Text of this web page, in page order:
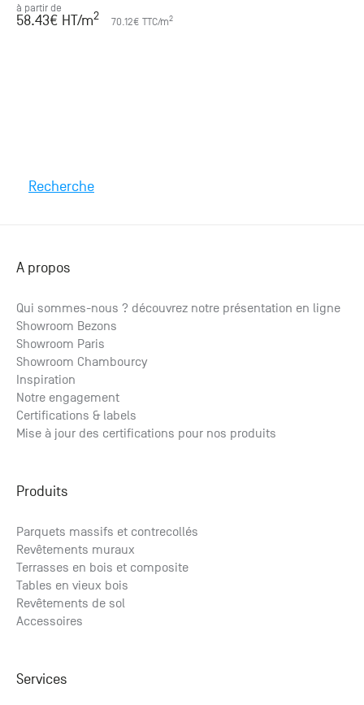
à partir de
58.43€ HT/m2 70.12€ TTC/m2
Parquet bambou naturel densifié vernis
à partir de
58.43€ HT /m2 70.12 € TTC
Recherche
A propos
Qui sommes-nous ? découvrez notre présentation en ligne
Showroom Bezons
Showroom Paris
Showroom Chambourcy
Inspiration
Notre engagement
Certifications & labels
Mise à jour des certifications pour nos produits
Produits
Parquets massifs et contrecollés
Revêtements muraux
Terrasses en bois et composite
Tables en vieux bois
Revêtements de sol
Accessoires
Services